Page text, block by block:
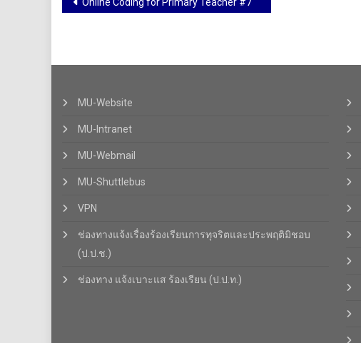
Online Coding for Primary Teacher #7
MU-Website
MU-Intranet
MU-Webmail
MU-Shuttlebus
VPN
ช่องทางแจ้งเรื่องร้องเรียนการทุจริตและประพฤติมิชอบ
(ป.ป.ช.)
ช่องทาง แจ้งเบาะแส ร้องเรียน (ป.ป.ท.)